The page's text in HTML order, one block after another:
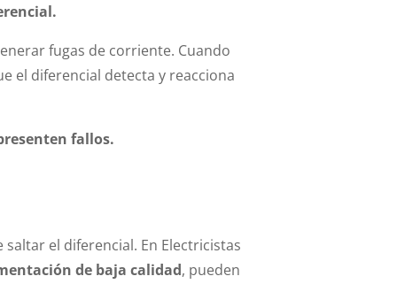
fugas de corriente. Cuando
el diferencial detecta y reacciona
fallos.
el diferencial. En Electricistas
de baja calidad, pueden